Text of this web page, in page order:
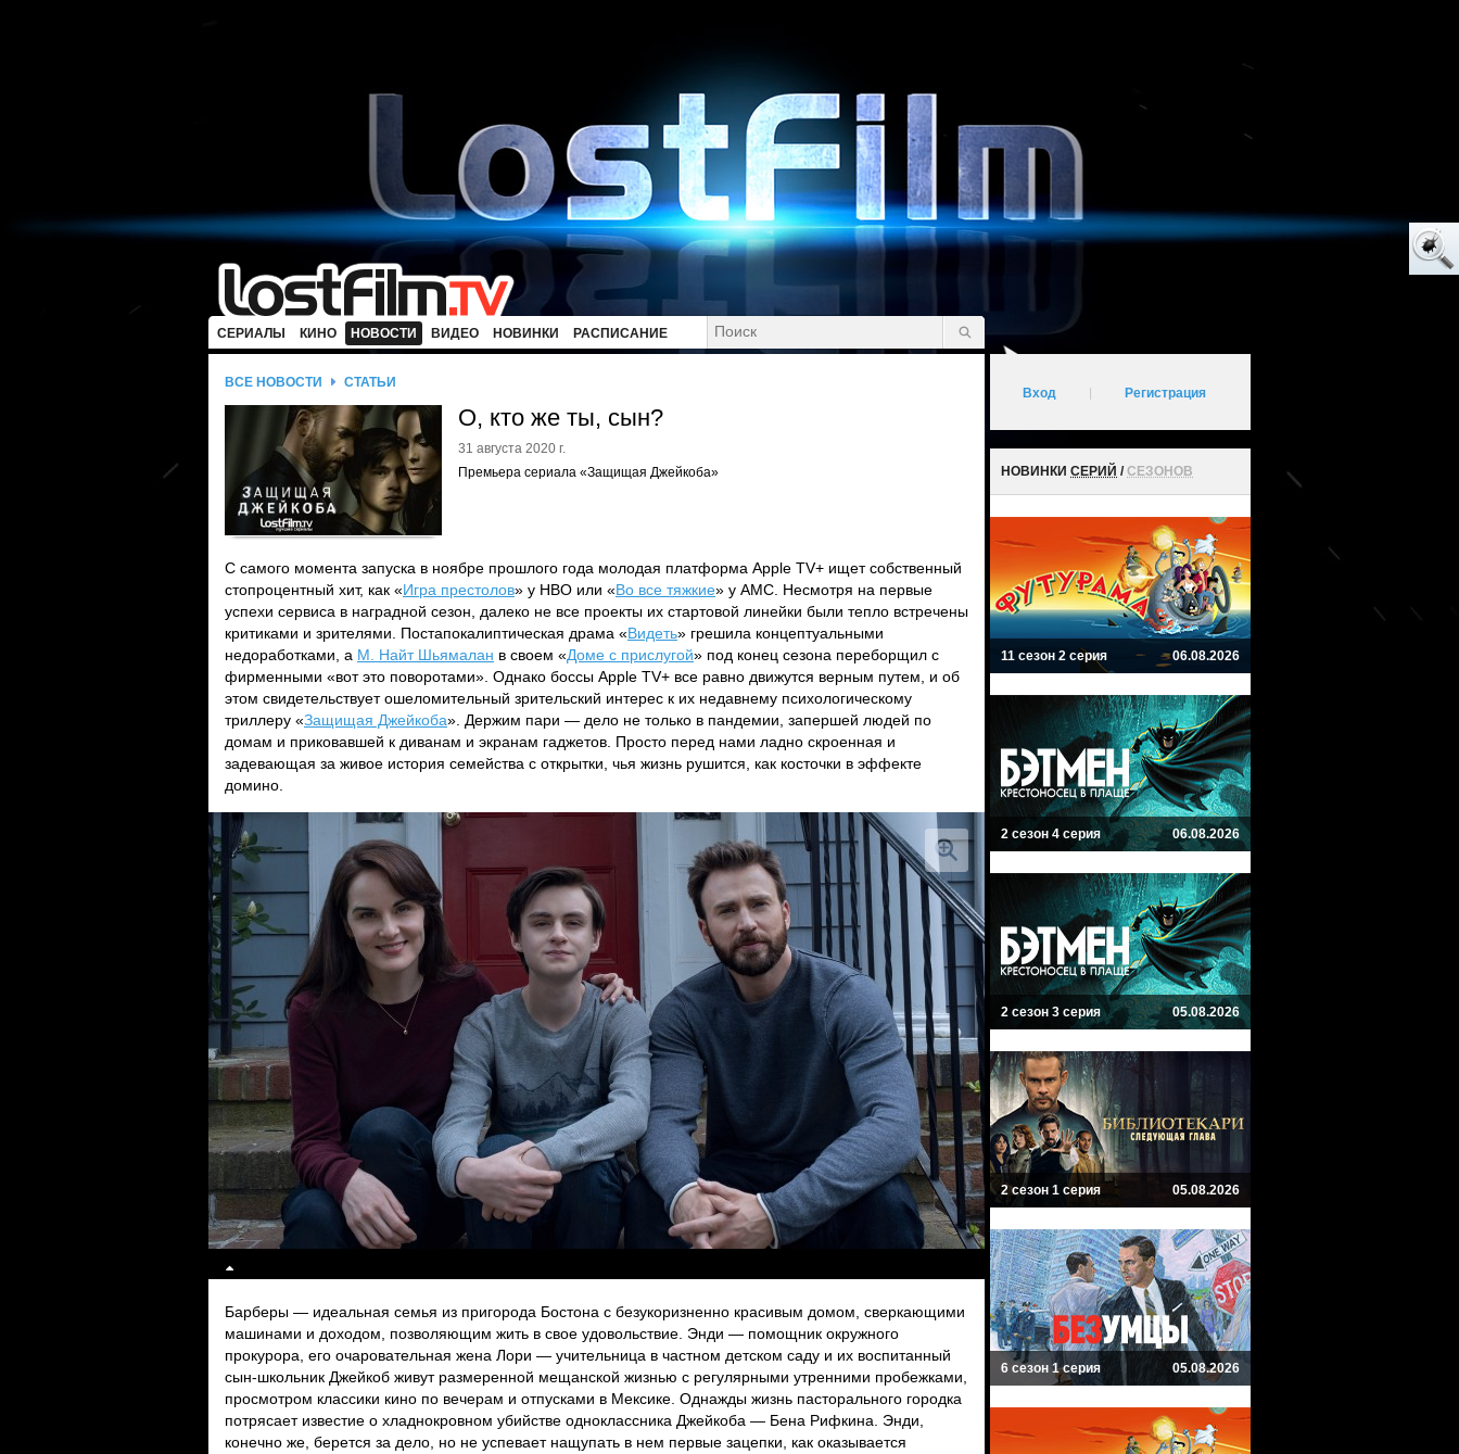
СЕРИАЛЫ КИНО НОВОСТИ ВИДЕО НОВИНКИ РАСПИСАНИЕ
ВСЕ НОВОСТИ СТАТЬИ
О, кто же ты, сын?
31 августа 2020 г.
Премьера сериала «Защищая Джейкоба»
С самого момента запуска в ноябре прошлого года молодая платформа Apple TV+ ищет собственный
стопроцентный хит, как «Игра престолов» у HBO или «Во все тяжкие» у AMC. Несмотря на первые
успехи сервиса в наградной сезон, далеко не все проекты их стартовой линейки были тепло встречены
критиками и зрителями. Постапокалиптическая драма «Видеть» грешила концептуальными
недоработками, а М. Найт Шьямалан в своем «Доме с прислугой» под конец сезона переборщил с
фирменными «вот это поворотами». Однако боссы Apple TV+ все равно движутся верным путем, и об
этом свидетельствует ошеломительный зрительский интерес к их недавнему психологическому
триллеру «Защищая Джейкоба». Держим пари — дело не только в пандемии, запершей людей по
домам и приковавшей к диванам и экранам гаджетов. Просто перед нами ладно скроенная и
задевающая за живое история семейства с открытки, чья жизнь рушится, как косточки в эффекте
домино.
Барберы — идеальная семья из пригорода Бостона с безукоризненно красивым домом, сверкающими
машинами и доходом, позволяющим жить в свое удовольствие. Энди — помощник окружного
прокурора, его очаровательная жена Лори — учительница в частном детском саду и их воспитанный
сын-школьник Джейкоб живут размеренной мещанской жизнью с регулярными утренними пробежками,
просмотром классики кино по вечерам и отпусками в Мексике. Однажды жизнь пасторального городка
потрясает известие о хладнокровном убийстве одноклассника Джейкоба — Бена Рифкина. Энди,
конечно же, берется за дело, но не успевает нащупать в нем первые зацепки, как оказывается
Вход Регистрация
НОВИНКИ СЕРИЙ /СЕЗОНОВ
11 сезон 2 серия 06.08.2026
2 сезон 4 серия 06.08.2026
2 сезон 3 серия 05.08.2026
2 сезон 1 серия 05.08.2026
6 сезон 1 серия 05.08.2026